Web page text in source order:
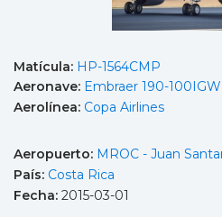
Matícula: HP-1564CMP
Aeronave: Embraer 190-100IGW
Aerolínea: Copa Airlines
Aeropuerto: MROC - Juan
País: Costa Rica
Fecha: 2015-03-01